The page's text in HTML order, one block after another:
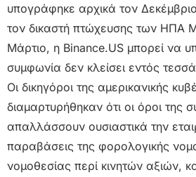
υπογράφηκε αρχικά τον
τον δικαστή πτώχευσης των ΗΠΑ
Μάρτιο, η Binance.US μπορεί να
συμφωνία δεν κλείσει εντός
Οι δικηγόροι της αμερικανικής
διαμαρτυρήθηκαν ότι οι όροι της
απαλλάσσουν ουσιαστικά την
παραβάσεις της φορολογικής
νομοθεσίας περί κινητών αξιών,